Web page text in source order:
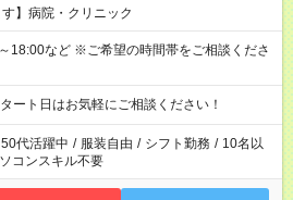
す】病院・クリニック
18:00など ※ご希望の時間帯をご相談くださ
ト日はお気軽にご相談ください！
代活躍中 / 服装自由 / シフト勤務 / 10名以
コンスキル不要